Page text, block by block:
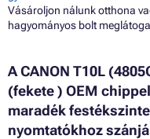
Vásároljon nálunk otthona
hagyományos bolt
A CANON T10L
(fekete ) OEM
maradék
nyomtatókhoz